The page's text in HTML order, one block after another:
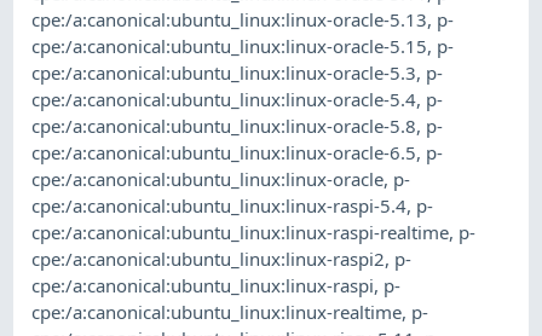
cpe:/a:canonical:ubuntu_linux:linux-oracle-5.13, p-
cpe:/a:canonical:ubuntu_linux:linux-oracle-5.15, p-
cpe:/a:canonical:ubuntu_linux:linux-oracle-5.3, p-
cpe:/a:canonical:ubuntu_linux:linux-oracle-5.4, p-
cpe:/a:canonical:ubuntu_linux:linux-oracle-5.8, p-
cpe:/a:canonical:ubuntu_linux:linux-oracle-6.5, p-
cpe:/a:canonical:ubuntu_linux:linux-oracle, p-
cpe:/a:canonical:ubuntu_linux:linux-raspi-5.4, p-
cpe:/a:canonical:ubuntu_linux:linux-raspi-realtime, p-
cpe:/a:canonical:ubuntu_linux:linux-raspi2, p-
cpe:/a:canonical:ubuntu_linux:linux-raspi, p-
cpe:/a:canonical:ubuntu_linux:linux-realtime, p-